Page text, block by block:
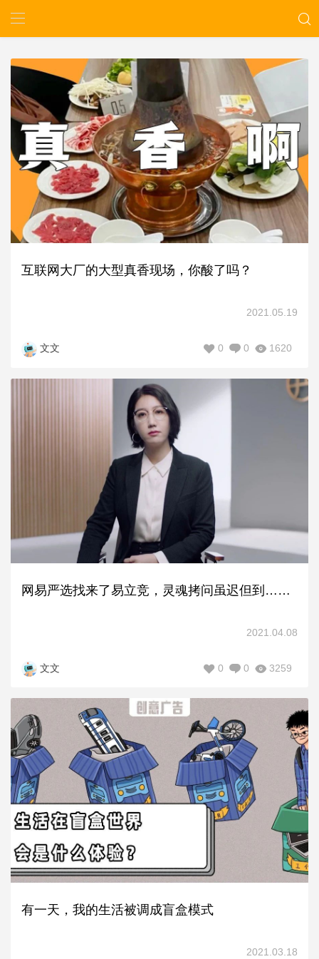
互联网大厂的大型真香现场，你酸了吗？
2021.05.19
文文 1620
0
0
网易严选找来了易立竞，灵魂拷问虽迟但到……
2021.04.08
文文 3259
0
0
有一天，我的生活被调成盲盒模式
2021.03.18